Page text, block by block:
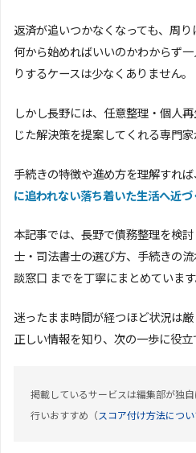
返済が追いつかなくなっても、周り
何から始めればいいのかわからず
りするケースは少なくありません。
しかし長野には、任意整理・個人
じた解決策を提案してくれる専門家
手続きの特徴や進め方を理解すれば、
に追われない落ち着いた生活へ近
本記事では、長野で債務整理を検
士・司法書士の選び方、手続きの
談窓口 までを丁寧にまとめています
迷ったまま時間が経つほど状況は
正しい情報を知り、次の一歩に役立
掲載しているサービスは編集部が独
行いおすすめ（スコア付け方法につい